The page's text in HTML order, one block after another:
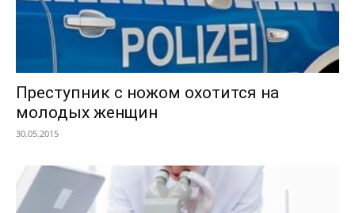
Преступник с ножом охотится на
молодых женщин
30.05.2015